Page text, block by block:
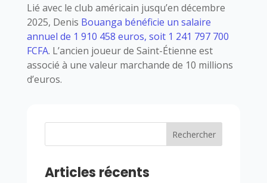
Lié avec le club américain jusqu’en décembre
2025, Denis Bouanga bénéficie un salaire
annuel de 1 910 458 euros, soit 1 241 797 700
FCFA. L’ancien joueur de Saint-Étienne est
associé à une valeur marchande de 10 millions
d’euros.
Rechercher
Articles récents